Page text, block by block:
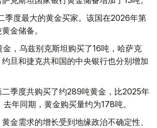
季度最大的黄金买家。该国在2026年第
金储备。
，乌兹别克斯坦购买了16吨，哈萨克
旦和捷克共和国的中央银行也分别增加
季度共购买了约289吨黄金，比2025年
年同期，黄金购买量约为178吨。
金需求的增长受到地缘政治不确定性、